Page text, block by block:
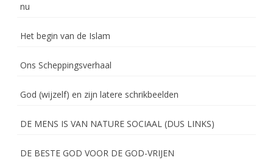
nu
Het begin van de Islam
Ons Scheppingsverhaal
God (wijzelf) en zijn latere schrikbeelden
DE MENS IS VAN NATURE SOCIAAL (DUS LINKS)
DE BESTE GOD VOOR DE GOD-VRIJEN